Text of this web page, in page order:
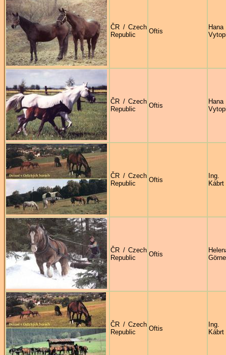
ČR / Czech
Republic
Oftis
Hana
ČR / Czech
Republic
Oftis
Hana
ČR / Czech
Republic
Oftis
Kábrt
ČR / Czech
Republic
Oftis
ČR / Czech
Republic
Oftis
Kábrt